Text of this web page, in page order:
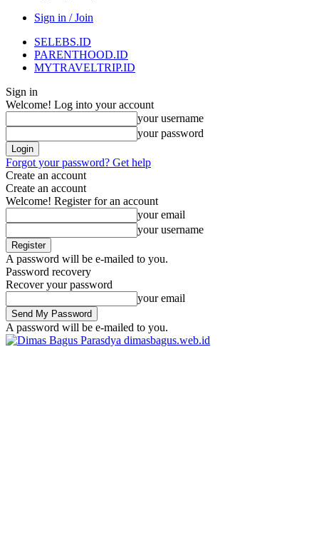
Sign in / Join
SELEBS.ID
PARENTHOOD.ID
MYTRAVELTRIP.ID
Sign in
Welcome! Log into your account
your username
your password
Forgot your password? Get help
Create an account
Create an account
Welcome! Register for an account
your email
your username
A password will be e-mailed to you.
Password recovery
Recover your password
your email
A password will be e-mailed to you.
dimasbagus.web.id